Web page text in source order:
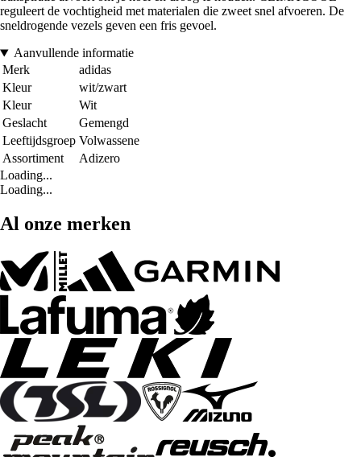
reguleert de vochtigheid met materialen die zweet snel afvoeren. De
sneldrogende vezels geven een fris gevoel.
Aanvullende informatie
Merk
adidas
Kleur
wit/zwart
Kleur
Wit
Geslacht
Gemengd
Leeftijdsgroep Volwassene
Assortiment
Adizero
Loading...
Loading...
Al onze merken